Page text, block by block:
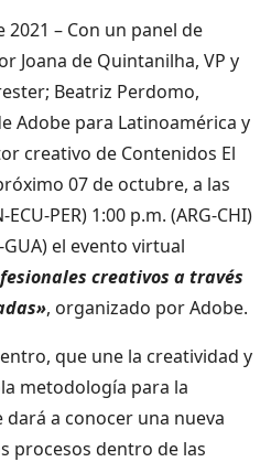
– Con un panel de
Joana de Quintanilha, VP y
Beatriz Perdomo,
Adobe para Latinoamérica y
creativo de Contenidos El
07 de octubre, a las
PER) 1:00 p.m. (ARG-CHI)
GUA) el evento virtual
creativos a través
, organizado por Adobe.
que une la creatividad y
metodología para la
a conocer una nueva
procesos dentro de las